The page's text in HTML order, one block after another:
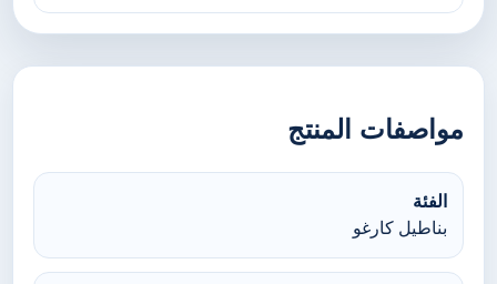
مواصفات المنتج
الفئة
بناطيل كارغو